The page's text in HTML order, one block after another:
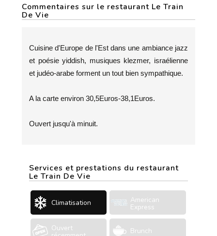
Commentaires sur le restaurant Le Train
De Vie
Cuisine d'Europe de l'Est dans une ambiance jazz
et poésie yiddish, musiques klezmer, israélienne
et judéo-arabe forment un tout bien sympathique.
A la carte environ 30,5Euros-38,1Euros.
Ouvert jusqu'à minuit.
Services et prestations du restaurant
Le Train De Vie
Climatisation American
Express
Ouvert Brunch